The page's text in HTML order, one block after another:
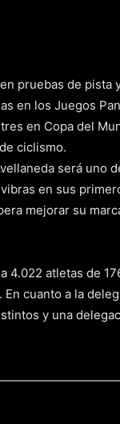
pruebas de
en los Juegos
en Copa del
ciclismo.
será uno
en sus
mejorar su
4.022 atletas de
cuanto a la
y una